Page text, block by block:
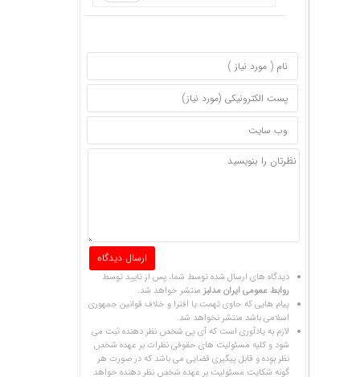
دیدگاه های ارسال شده توسط شما، پس از تایید توسط
روابط عمومی ایران مدلبز منتشر خواهد شد.
پیام هایی که حاوی تهمت یا افترا و خلاف قوانین جمهوری
اسلامی باشد منتشر نخواهد شد.
لازم به یادآوری است که آی پی شخص نظر دهنده ثبت می
شود و کلیه مسئولیت های حقوقی نظرات بر عهده شخص
نظر بوده و قابل پیگیری قضایی می باشد که در صورت هر
گونه شکایت مسئولیت بر عهده شخص نظر دهنده خواهد